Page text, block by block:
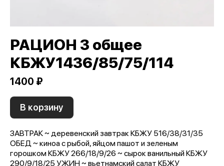
РАЦИОН 3 общее
КБЖУ1436/85/75/114
1400 ₽
В корзину
ЗАВТРАК ~ деревенский завтрак КБЖУ 516/38/31/35
ОБЕД ~ киноа с рыбой, яйцом пашот и зеленым
горошком КБЖУ 266/18/9/26 ~ сырок ванильный КБЖУ
290/9/18/25 УЖИН ~ вьетнамский салат КБЖУ